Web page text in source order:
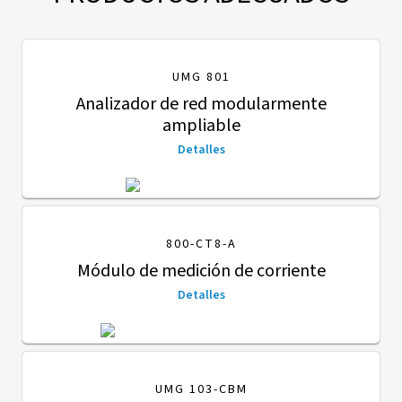
UMG 801
Analizador de red modularmente
ampliable
Detalles
800-CT8-A
Módulo de medición de corriente
Detalles
UMG 103-CBM